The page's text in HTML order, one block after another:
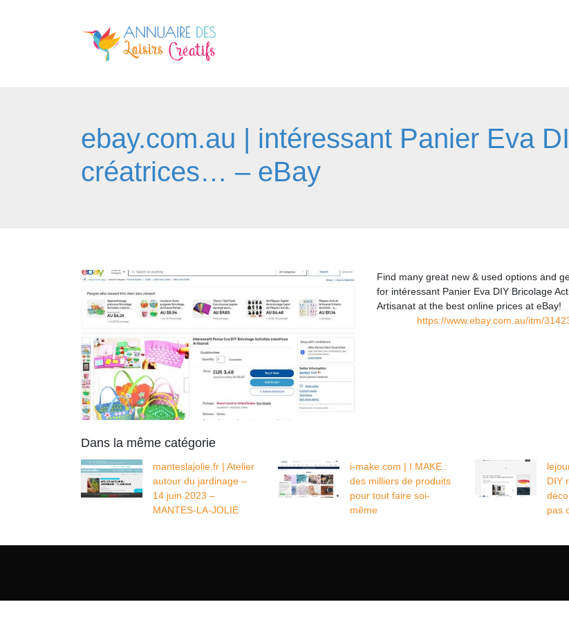
ebay.com.au | intéressant Panier Eva
créatrices… – eBay
Find many great new & used options and
for intéressant Panier Eva DIY Bricolage
Artisanat at the best online prices at eBay!
https://www.ebay.com.au/itm/
Dans la même catégorie
manteslajolie.fr | Atelier
autour du jardinage –
14 juin 2023 –
MANTES-LA-JOLIE
i-make.com | I MAKE :
des milliers de produits
pour tout faire soi-
même
DIY
pas